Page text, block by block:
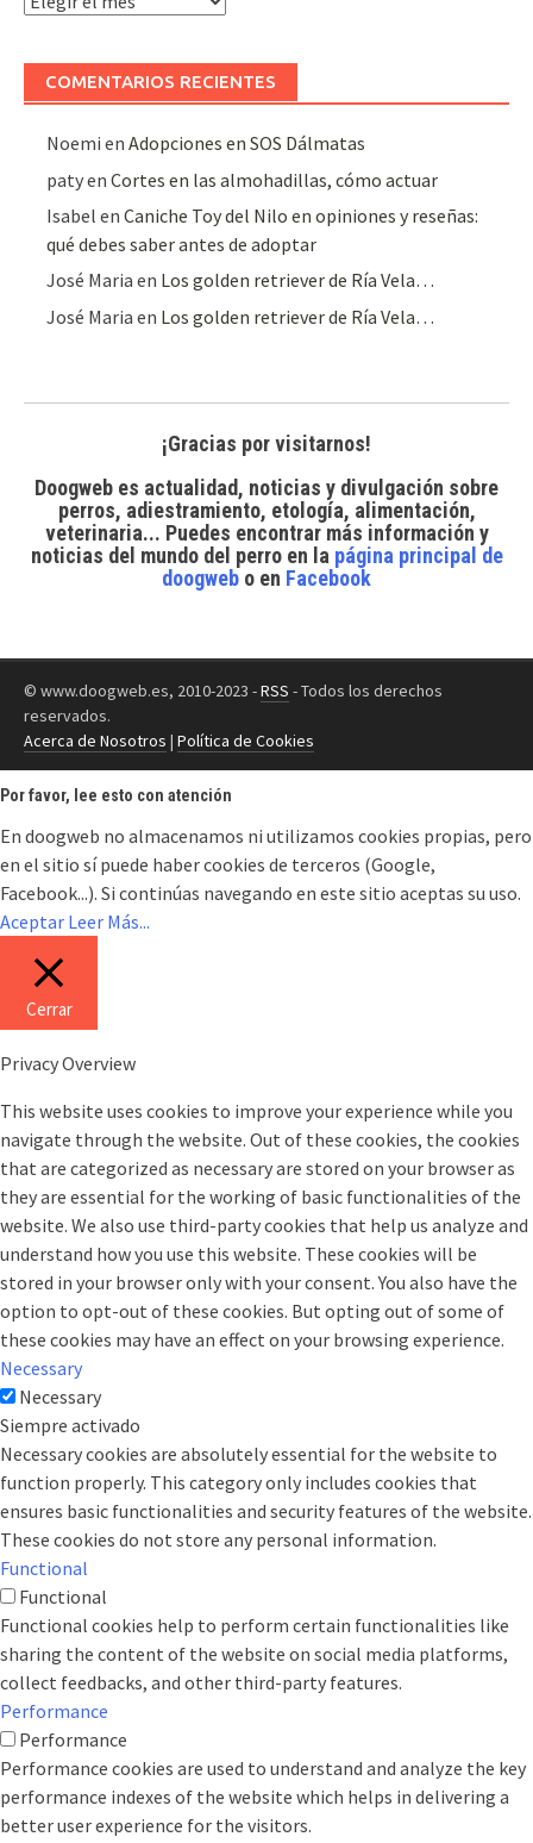
artículos
COMENTARIOS RECIENTES
Noemi enAdopciones en SOS Dálmatas
patyenCortes en las almohadillas, cómo actuar
Isabel enCaniche Toy del Nilo en opiniones y reseñas:
qué debes saber antes de adoptar
José Maria en Los golden retriever de Ría Vela…
José Maria en Los golden retriever de Ría Vela…
¡Gracias por visitarnos!
Doogweb es actualidad, noticias y divulgación sobre
perros, adiestramiento, etología, alimentación,
veterinaria... Puedes encontrar más información y
noticias del mundo del perroen la página principal de
doogweb o en Facebook
© www.doogweb.es, 2010-2023 -RSS - Todos los derechos
reservados.
Acerca de Nosotros | Política de Cookies
Por favor, lee esto con atención
En doogweb no almacenamos ni utilizamos cookies propias, pero
en el sitio sí puede haber cookies de terceros (Google,
Facebook...). Si continúas navegando en este sitio aceptas su uso.
Aceptar Leer Más...
Cerrar
Privacy Overview
This website uses cookies to improve your experience while you
navigate through the website. Out of these cookies, the cookies
that are categorized as necessary are stored on your browser as
they are essential for the working of basic functionalities of the
website. We also use third-party cookies that help us analyze and
understand how you use this website. These cookies will be
stored in your browser only with your consent. You also have the
option to opt-out of these cookies. But opting out of some of
these cookies may have an effect on your browsing experience.
Necessary
Necessary
Siempre activado
Necessary cookies are absolutely essential for the website to
function properly. This category only includes cookies that
ensures basic functionalities and security features of the website.
These cookies do not store any personal information.
Functional
Functional
Functional cookies help to perform certain functionalities like
sharing the content of the website on social media platforms,
collect feedbacks, and other third-party features.
Performance
Performance
Performance cookies are used to understand and analyze the key
performance indexes of the website which helps in delivering a
better user experience for the visitors.